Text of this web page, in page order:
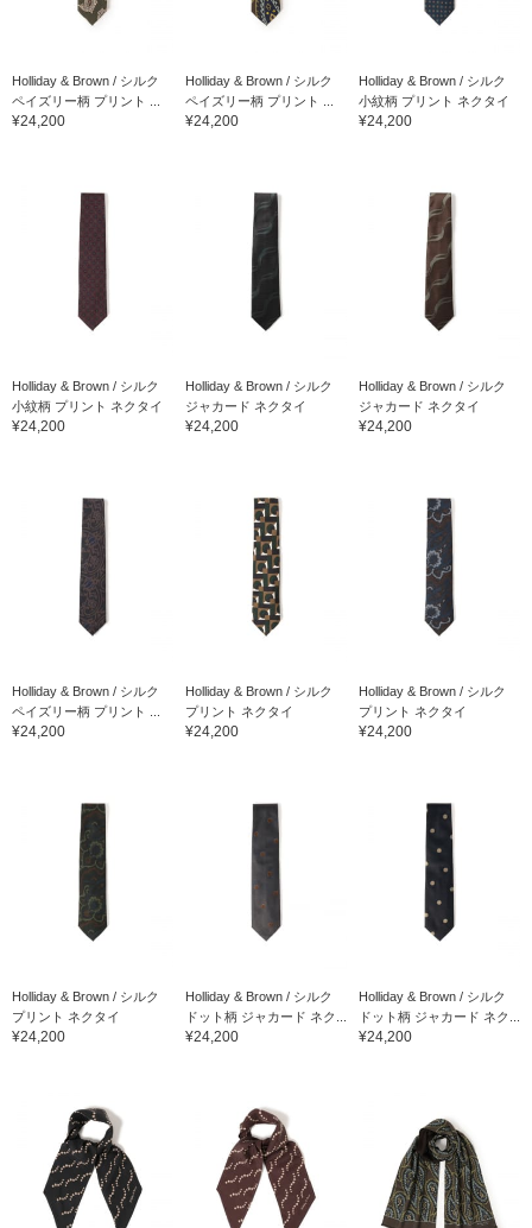
Holliday & Brown / シルク
ペイズリー柄 プリント ...
¥24,200
Holliday & Brown / シルク
ペイズリー柄 プリント ...
¥24,200
Holliday & Brown / シルク
小紋柄 プリント ネクタイ
¥24,200
Holliday & Brown / シルク
小紋柄 プリント ネクタイ
¥24,200
Holliday & Brown / シルク
ジャカード ネクタイ
¥24,200
Holliday & Brown / シルク
ジャカード ネクタイ
¥24,200
Holliday & Brown / シルク
ペイズリー柄 プリント ...
¥24,200
Holliday & Brown / シルク
プリント ネクタイ
¥24,200
Holliday & Brown / シルク
プリント ネクタイ
¥24,200
Holliday & Brown / シルク
プリント ネクタイ
¥24,200
Holliday & Brown / シルク
ドット柄 ジャカード ネク...
¥24,200
Holliday & Brown / シルク
ドット柄 ジャカード ネク...
¥24,200